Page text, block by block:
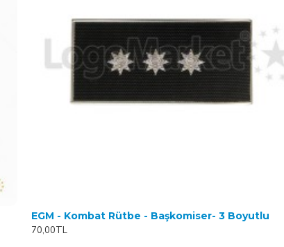
EGM - Kombat Rütbe - Başkomiser- 3 Boyutlu
70,00TL